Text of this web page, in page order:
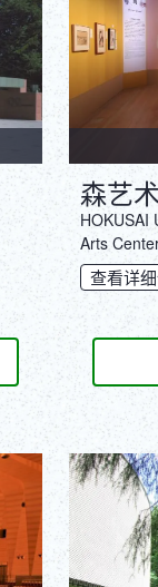
森艺
HOKUSAI
Arts
查看详